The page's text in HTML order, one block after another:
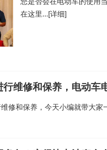
在这里...[详细]
维修和保养，电动车
修和保养，今天小编就带大家